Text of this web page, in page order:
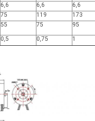
6,6 6,6 6,6
75 119 173
55 75 95
0,5 0,75 1